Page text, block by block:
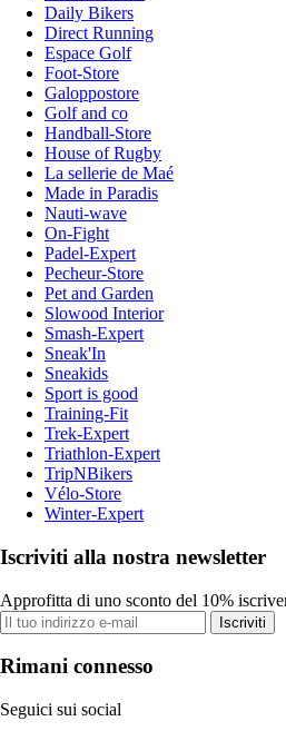
Daily Bikers
Direct Running
Espace Golf
Foot-Store
Galoppostore
Golf and co
Handball-Store
House of Rugby
La sellerie de Maé
Made in Paradis
Nauti-wave
On-Fight
Padel-Expert
Pecheur-Store
Pet and Garden
Slowood Interior
Smash-Expert
Sneak'In
Sneakids
Sport is good
Training-Fit
Trek-Expert
Triathlon-Expert
TripNBikers
Vélo-Store
Winter-Expert
Iscriviti alla nostra newsletter
Approfitta di uno sconto del 10%
Iscriviti
Rimani connesso
Seguici sui social